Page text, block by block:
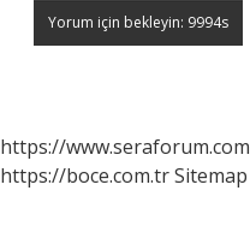
https://www.seraforum.com
https://boce.com.trSitemap